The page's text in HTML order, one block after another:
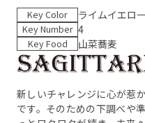
Key Color ライムイエロー
Key Number 4
Key Food 山菜蕎麦
新しいチャレンジに心が惹
です。そのための下調べや